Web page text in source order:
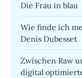
Die Frau in blau
Wie finde ich
Denis Dubesset
Zwischen Raw
digital